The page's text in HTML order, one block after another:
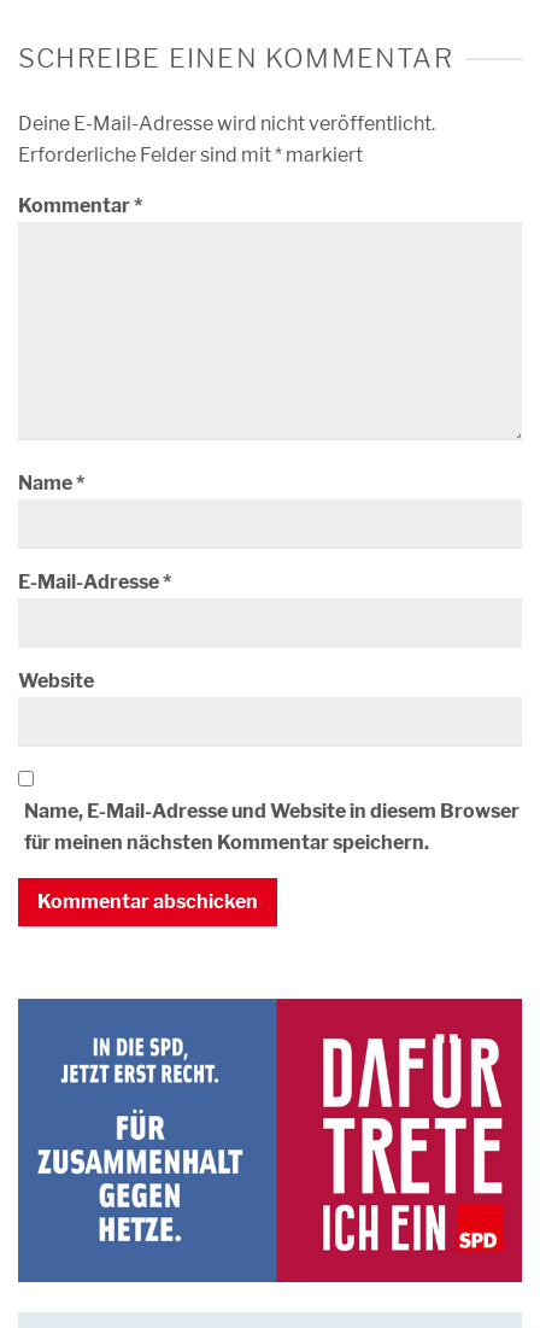
SCHREIBE EINEN KOMMENTAR
Deine E-Mail-Adresse wird nicht veröffentlicht.
Erforderliche Felder sind mit* markiert
Kommentar*
Name*
E-Mail-Adresse*
Website
Name, E-Mail-Adresse und Website in diesem Browser
für meinen nächsten Kommentar speichern.